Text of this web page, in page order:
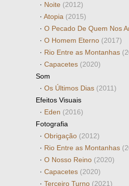
· Noite (2012)
· Atopia (2015)
· O Pecado De Quem Nos
· O Homem Eterno (2017)
· Rio Entre as Montanhas
· Capacetes (2020)
Som
· Os Últimos Dias (2011)
Efeitos Visuais
· Eden (2016)
Fotografia
· Obrigação (2012)
· Rio Entre as Montanhas
· O Nosso Reino (2020)
· Capacetes (2020)
· Terceiro Turno (2021)